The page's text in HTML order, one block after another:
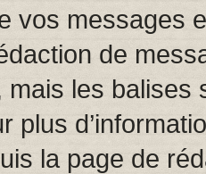
vos messages
de
mais les
plus
la page de